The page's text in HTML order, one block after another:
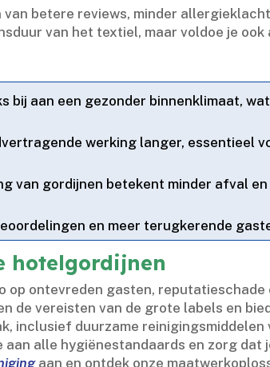
betere reviews, minder
van het textiel, maar voldoe je
bij aan een gezonder binnenklimaat,
werking langer, essentieel
van gordijnen betekent minder afval
en meer terugkerende
hotelgordijnen
ontevreden gasten, reputatieschade
de vereisten van de grote labels en
inclusief duurzame reinigingsmiddelen
alle hygiënestandaards en zorg dat
aan en ontdek onze